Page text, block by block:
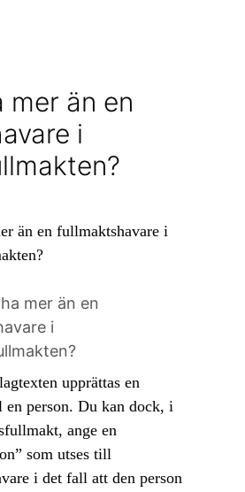
mer än en
i
än en fullmaktshavare i
upprättas en
person. Du kan dock, i
ange en
som utses till
i det fall att den person